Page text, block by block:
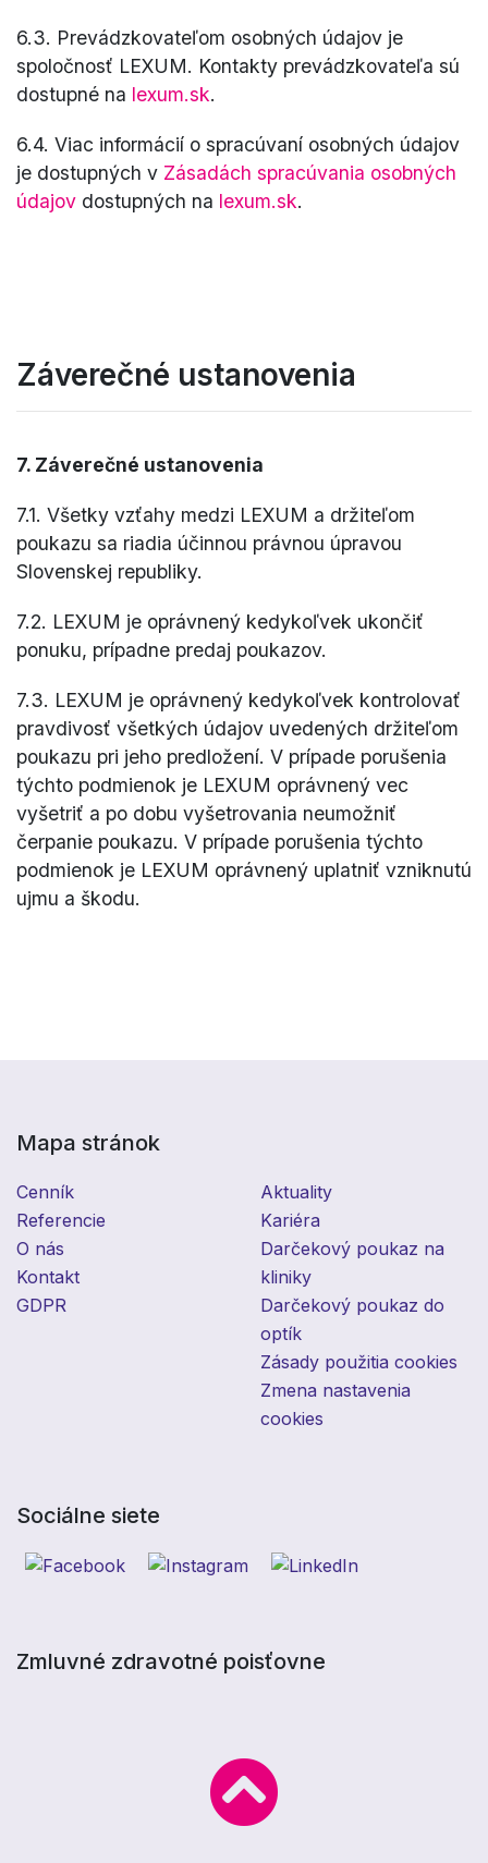
6.3. Prevádzkovateľom osobných údajov je
spoločnosť LEXUM. Kontakty prevádzkovateľa sú
dostupné na lexum.sk.
6.4. Viac informácií o spracúvaní osobných údajov
je dostupných v Zásadách spracúvania osobných
údajov dostupných na lexum.sk.
Záverečné ustanovenia
7. Záverečné ustanovenia
7.1. Všetky vzťahy medzi LEXUM a držiteľom
poukazu sa riadia účinnou právnou úpravou
Slovenskej republiky.
7.2. LEXUM je oprávnený kedykoľvek ukončiť
ponuku, prípadne predaj poukazov.
7.3. LEXUM je oprávnený kedykoľvek kontrolovať
pravdivosť všetkých údajov uvedených držiteľom
poukazu pri jeho predložení. V prípade porušenia
týchto podmienok je LEXUM oprávnený vec
vyšetriť a po dobu vyšetrovania neumožniť
čerpanie poukazu. V prípade porušenia týchto
podmienok je LEXUM oprávnený uplatniť vzniknutú
ujmu a škodu.
Mapa stránok
Cenník
Referencie
O nás
Kontakt
GDPR
Aktuality
Kariéra
Darčekový poukaz na
kliniky
Darčekový poukaz do
optík
Zásady použitia cookies
Zmena nastavenia
cookies
Sociálne siete
Zmluvné zdravotné poisťovne